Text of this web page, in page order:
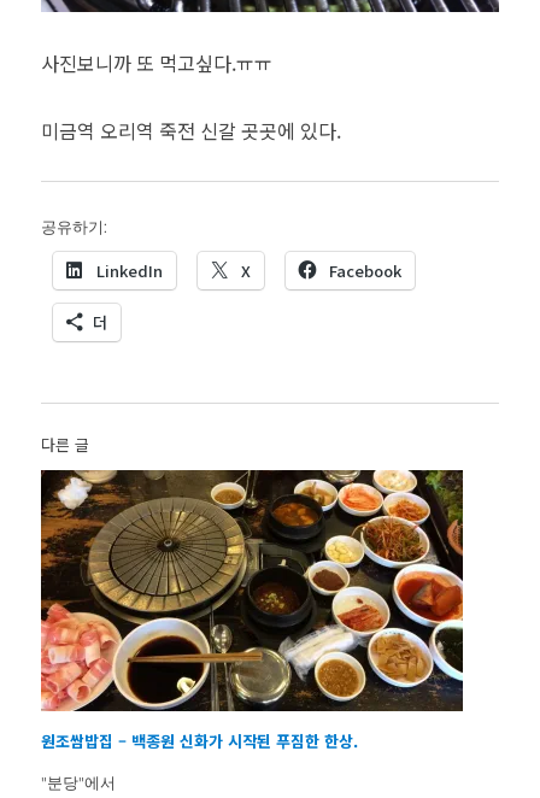
사진보니까 또 먹고싶다.ㅠㅠ
미금역 오리역 죽전 신갈 곳곳에 있다.
공유하기:
LinkedIn X Facebook
더
다른 글
원조쌈밥집 – 백종원 신화가 시작된 푸짐한 한상.
"분당"에서